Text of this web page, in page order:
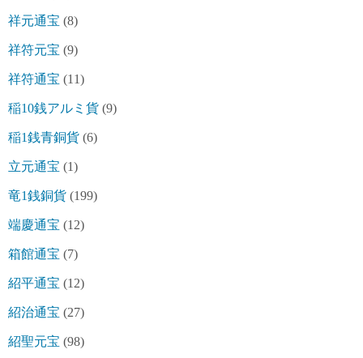
祥元通宝 (8)
祥符元宝 (9)
祥符通宝 (11)
稲10銭アルミ貨 (9)
稲1銭青銅貨 (6)
立元通宝 (1)
竜1銭銅貨 (199)
端慶通宝 (12)
箱館通宝 (7)
紹平通宝 (12)
紹治通宝 (27)
紹聖元宝 (98)